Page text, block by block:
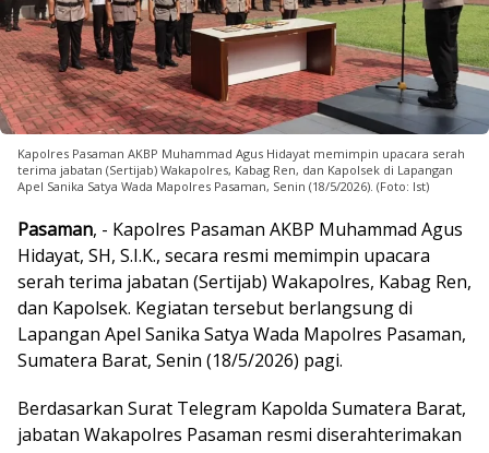
Kapolres Pasaman AKBP Muhammad Agus Hidayat memimpin upacara serah
terima jabatan (Sertijab) Wakapolres, Kabag Ren, dan Kapolsek di Lapangan
Apel Sanika Satya Wada Mapolres Pasaman, Senin (18/5/2026). (Foto: Ist)
Pasaman, - Kapolres Pasaman AKBP Muhammad Agus
Hidayat, SH, S.I.K., secara resmi memimpin upacara
serah terima jabatan (Sertijab) Wakapolres, Kabag Ren,
dan Kapolsek. Kegiatan tersebut berlangsung di
Lapangan Apel Sanika Satya Wada Mapolres Pasaman,
Sumatera Barat, Senin (18/5/2026) pagi.
Berdasarkan Surat Telegram Kapolda Sumatera Barat,
jabatan Wakapolres Pasaman resmi diserahterimakan